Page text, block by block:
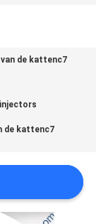
de kattenc7
de kattenc7